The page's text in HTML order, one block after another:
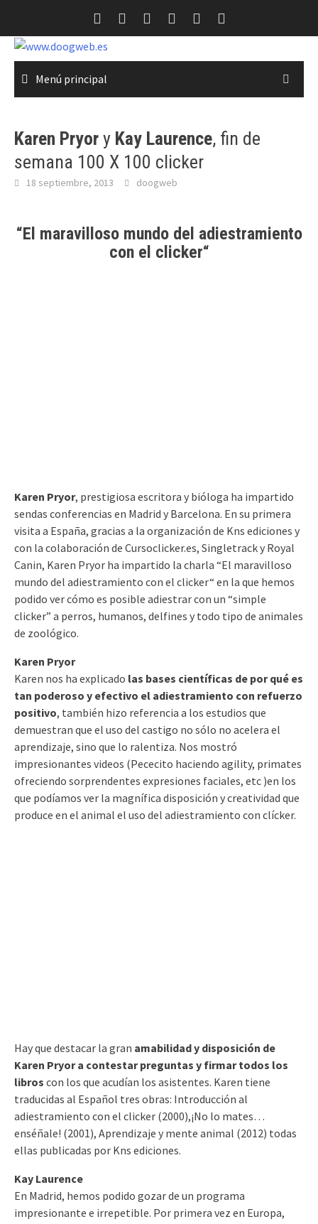
contenido
Menú principal
Karen Pryor y Kay Laurence, fin de
semana 100 X 100 clicker
18 septiembre, 2013 doogweb
“El maravilloso mundo del adiestramiento
con el clicker“
Karen Pryor, prestigiosa escritora y bióloga ha impartido
sendas conferencias en Madrid y Barcelona. En su primera
visita a España, gracias a la organización de Kns ediciones y
con la colaboración de Cursoclicker.es, Singletrack y Royal
Canin, Karen Pryor ha impartido la charla “El maravilloso
mundo del adiestramiento con el clicker“ en la que hemos
podido ver cómo es posible adiestrar con un “simple
clicker” a perros, humanos, delfines y todo tipo de animales
de zoológico.
Karen Pryor
Karen nos ha explicado las bases científicas de por qué es
tan poderoso y efectivo el adiestramiento con refuerzo
positivo, también hizo referencia a los estudios que
demuestran que el uso del castigo no sólo no acelera el
aprendizaje, sino que lo ralentiza. Nos mostró
impresionantes videos (Pececito haciendo agility, primates
ofreciendo sorprendentes expresiones faciales, etc )en los
que podíamos ver la magnífica disposición y creatividad que
produce en el animal el uso del adiestramiento con clícker.
Hay que destacar la gran amabilidad y disposición de
Karen Pryor a contestar preguntas y firmar todos los
libros con los que acudían los asistentes. Karen tiene
traducidas al Español tres obras: Introducción al
adiestramiento con el clicker (2000),¡No lo mates…
enséñale! (2001), Aprendizaje y mente animal (2012) todas
ellas publicadas por Kns ediciones.
Kay Laurence
En Madrid, hemos podido gozar de un programa
impresionante e irrepetible. Por primera vez en Europa,